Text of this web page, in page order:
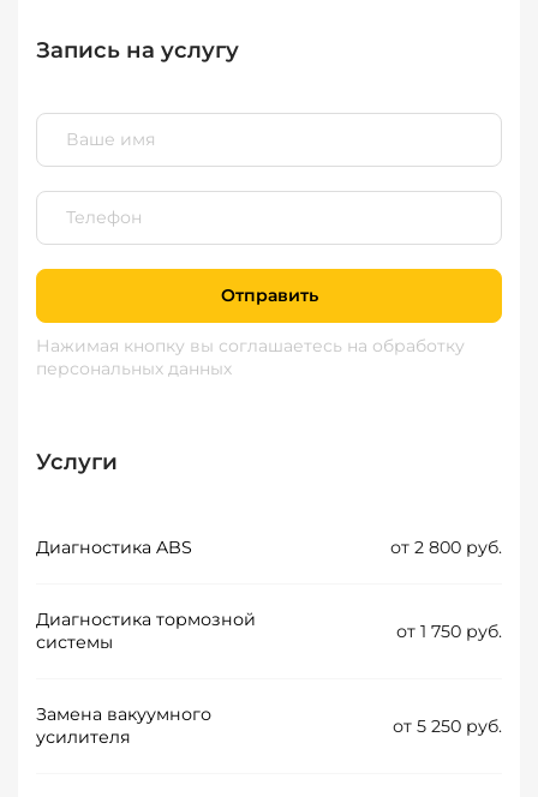
Запись на услугу
Отправить
Нажимая кнопку вы соглашаетесь на обработку
персональных данных
Услуги
Диагностика ABS от 2 800 руб.
Диагностика тормозной
системы
от 1 750 руб.
Замена вакуумного
усилителя
от 5 250 руб.